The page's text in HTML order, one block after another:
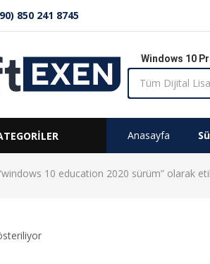
850 241 8745
Windows 10
Anasayfa
10 education 2020 sürüm” olarak